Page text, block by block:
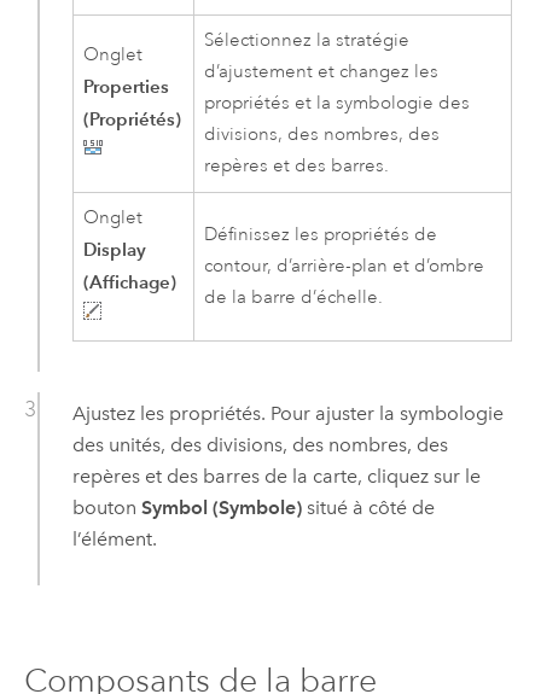
Onglet
Properties
(Propriétés)
Sélectionnez la stratégie
d’ajustement et changez les
propriétés et la symbologie des
divisions, des nombres, des
repères et des barres.
Onglet
Display
(Affichage)
Définissez les propriétés de
contour, d’arrière-plan et d’ombre
de la barre d’échelle.
Ajustez les propriétés. Pour ajuster la symbologie
des unités, des divisions, des nombres, des
repères et des barres de la carte, cliquez sur le
bouton Symbol (Symbole)situé à côté de
l’élément.
Composants de la barre